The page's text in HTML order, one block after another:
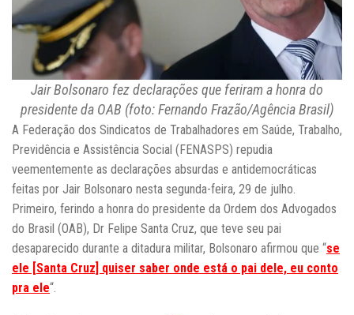
Jair Bolsonaro fez declarações que feriram a honra do
presidente da OAB (foto: Fernando Frazão/Agência Brasil)
A Federação dos Sindicatos de Trabalhadores em Saúde, Trabalho,
Previdência e Assistência Social (FENASPS) repudia
veementemente as declarações absurdas e antidemocráticas
feitas por Jair Bolsonaro nesta segunda-feira, 29 de julho.
Primeiro, ferindo a honra do presidente da Ordem dos Advogados
do Brasil (OAB), Dr Felipe Santa Cruz, que teve seu pai
desaparecido durante a ditadura militar, Bolsonaro afirmou que “se
ele [Santa Cruz] quiser saber onde está o pai dele, eu conto
pra ele“.